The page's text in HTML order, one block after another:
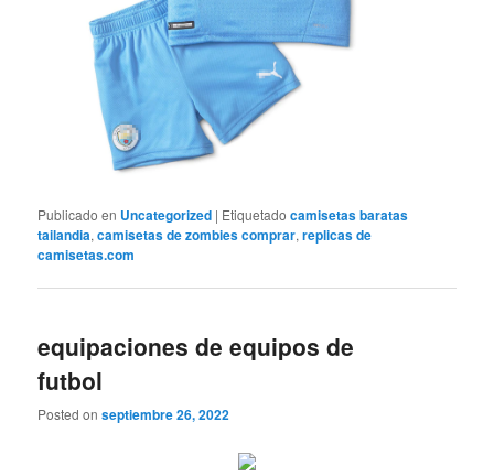
Publicado en Uncategorized | Etiquetado camisetas baratas
tailandia,camisetas de zombies comprar,replicas de
camisetas.com
equipaciones de equipos de
futbol
Posted onseptiembre 26, 2022